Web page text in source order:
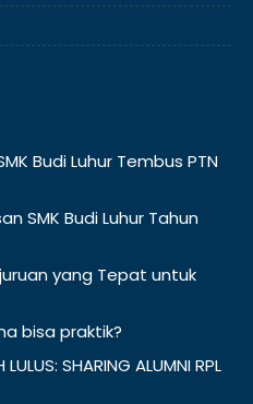
Budi Luhur Tembus PTN
SMK Budi Luhur Tahun
yang Tepat untuk
bisa praktik?
SHARING ALUMNI RPL